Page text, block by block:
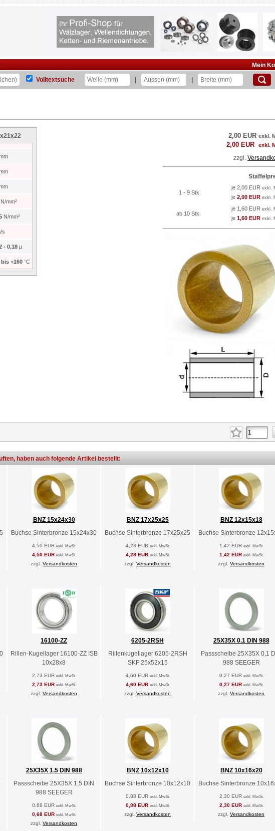
Mein
Volltextsuche
N/mm²
N/mm²
s
- 0,18 µ
bis +160 °C
2,00 EUR exkl.
2,00 EUR exkl.
zzgl.
1 - 9 Stk.
je 2,00 EUR exkl.
je 2,00 EUR exkl.
ab 10 Stk.
je 1,60 EUR exkl.
je 1,60 EUR exkl.
haben auch folgende Artikel bestellt:
BNZ 15x24x30
Buchse Sinterbronze 15x24x30
4,50 EUR exkl. MwSt.
4,50 EUR exkl. MwSt.
zzgl. Versandkosten
BNZ 17x25x25
Buchse Sinterbronze 17x25x25
4,28 EUR exkl. MwSt.
4,28 EUR exkl. MwSt.
zzgl. Versandkosten
BNZ 12x15x18
Buchse Sinterbronze
1,42 EUR exkl. MwSt.
1,42 EUR exkl. MwSt.
zzgl. Versandkosten
16100-ZZ
Rillen-Kugellager 16100-ZZ ISB
10x28x8
2,73 EUR exkl. MwSt.
2,73 EUR exkl. MwSt.
zzgl. Versandkosten
6205-2RSH
Rillenkugellager 6205-2RSH
SKF 25x52x15
4,60 EUR exkl. MwSt.
4,60 EUR exkl. MwSt.
zzgl. Versandkosten
25X35X 0.1 DIN 988
Passscheibe 25X35X 0,1
988 SEEGER
0,27 EUR exkl. MwSt.
0,27 EUR exkl. MwSt.
zzgl. Versandkosten
25X35X 1.5 DIN 988
Passscheibe 25X35X 1,5 DIN
988 SEEGER
0,68 EUR exkl. MwSt.
0,68 EUR exkl. MwSt.
zzgl. Versandkosten
BNZ 10x12x10
Buchse Sinterbronze 10x12x10
0,88 EUR exkl. MwSt.
0,88 EUR exkl. MwSt.
zzgl. Versandkosten
BNZ 10x16x20
Buchse Sinterbronze
2,30 EUR exkl. MwSt.
2,30 EUR exkl. MwSt.
zzgl. Versandkosten